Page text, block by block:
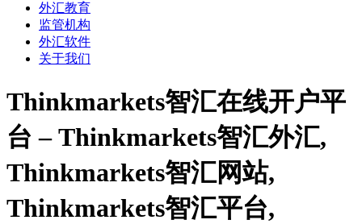
外汇教育
监管机构
外汇软件
关于我们
Thinkmarkets智汇在线开户平
台 – Thinkmarkets智汇外汇,
Thinkmarkets智汇网站,
Thinkmarkets智汇平台,